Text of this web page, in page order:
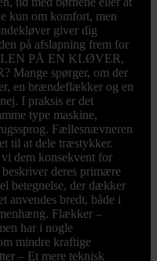
kun om komfort, men
giver dig
på afslapning frem for
PÅ EN KLØVER,
Mange spørger, om der
en brændeflækker og en
I praksis er det
type maskine,
Fællesnævneren
til at dele træstykker.
dem konsekvent for
deres primære
betegnelse, der dækker
anvendes bredt, både i
Flækker –
har i nogle
mindre kraftige
– Et mere teknisk